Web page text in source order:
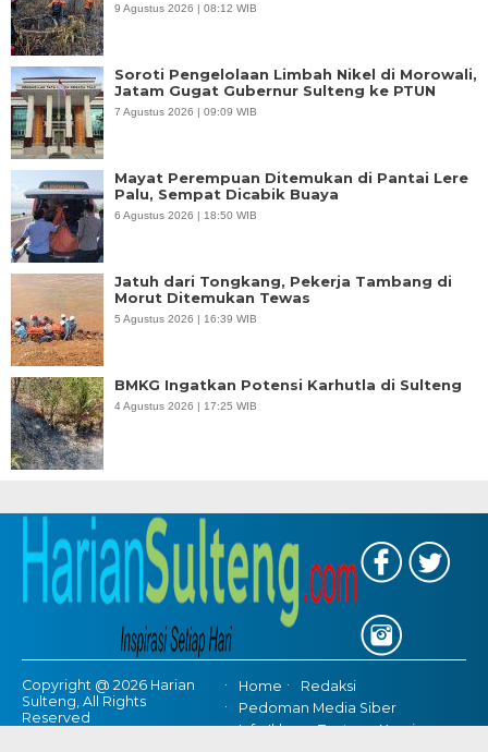
9 Agustus 2026 | 08:12 WIB
Soroti Pengelolaan Limbah Nikel di Morowali,
Jatam Gugat Gubernur Sulteng ke PTUN
7 Agustus 2026 | 09:09 WIB
Mayat Perempuan Ditemukan di Pantai Lere
Palu, Sempat Dicabik Buaya
6 Agustus 2026 | 18:50 WIB
Jatuh dari Tongkang, Pekerja Tambang di
Morut Ditemukan Tewas
5 Agustus 2026 | 16:39 WIB
BMKG Ingatkan Potensi Karhutla di Sulteng
4 Agustus 2026 | 17:25 WIB
Copyright @ 2026 Harian
Sulteng, All Rights
Reserved
Home
Redaksi
Pedoman Media Siber
Info Iklan
Tentang Kami